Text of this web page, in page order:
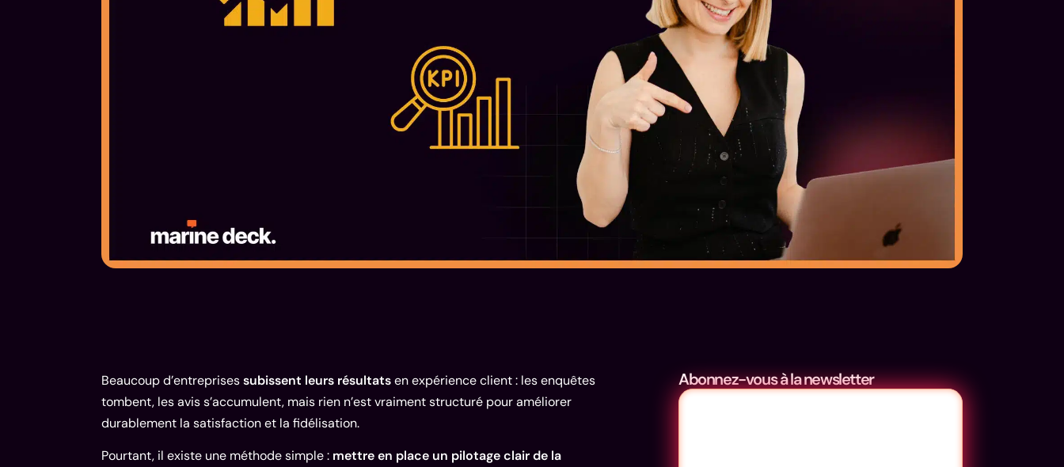
Beaucoup d’entreprisessubissent leurs résultatsen expérience client : les enquêtes
tombent, les avis s’accumulent, mais rien n’est vraiment structuré pour améliorer
durablement la satisfaction et la fidélisation.
Pourtant, il existe une méthode simple : mettre en place un pilotage clair de la
Abonnez-vous à la newsletter